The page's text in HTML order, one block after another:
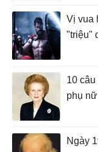
Vị vua
"triệu"
10
phụ
Ngày